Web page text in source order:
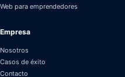
Web para emprendedores
Empresa
Nosotros
Casos de éxito
Contacto